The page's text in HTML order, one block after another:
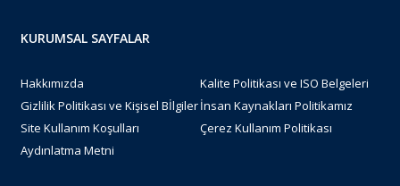
KURUMSAL SAYFALAR
Hakkımızda
Kalite Politikası ve ISO Belgeleri
Gizlilik Politikası ve Kişisel Bİlgilerİnsan Kaynakları Politikamız
Site Kullanım Koşulları
Çerez Kullanım Politikası
Aydınlatma Metni